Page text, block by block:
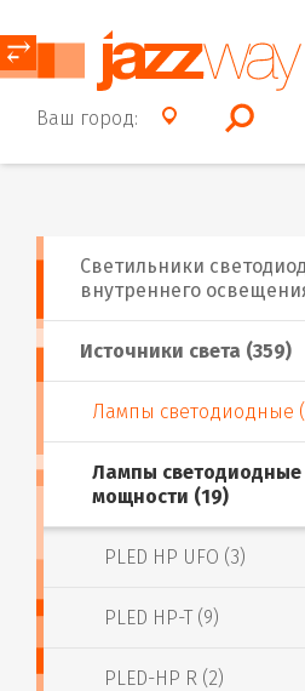
Ваш город:
⥂
Источники света (359)
Лампы светодиодные
Лампы светодиодные
мощности (19)
PLED HP UFO (3)
PLED HP-T (9)
PLED-HP R (2)
Светильники
внутреннего